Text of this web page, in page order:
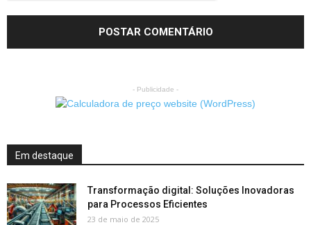
- Publicidade -
Em destaque
Transformação digital: Soluções Inovadoras
para Processos Eficientes
23 de maio de 2025